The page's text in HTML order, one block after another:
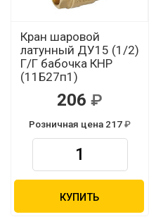
Кран шаровой
латунный ДУ15 (1/2)
Г/Г бабочка КНР
(11Б27п1)
206
Розничная цена 217
КУПИТЬ